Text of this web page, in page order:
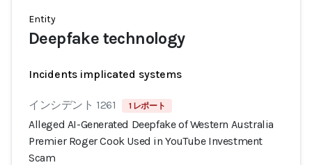
Entity
Deepfake technology
Incidents implicated systems
インシデント 1261 1 レポート
Alleged AI-Generated Deepfake of Western Australia
Premier Roger Cook Used in YouTube Investment
Scam